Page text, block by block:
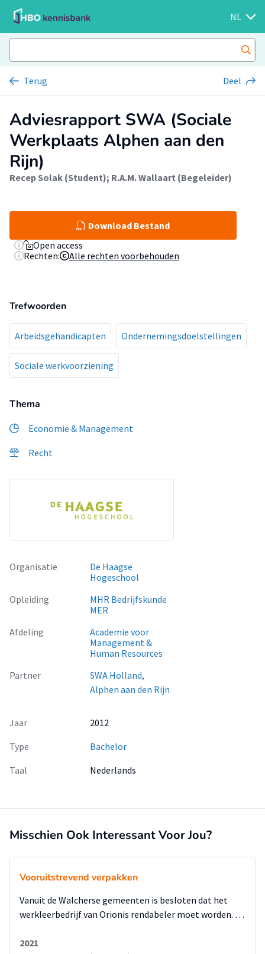
NL
Terug Deel
Adviesrapport SWA (Sociale
Werkplaats Alphen aan den
Rijn)
Recep Solak (Student); R.A.M. Wallaart (Begeleider)
Download Bestand
Open access
Rechten:
Alle rechten voorbehouden
Trefwoorden
Arbeidsgehandicapten Ondernemingsdoelstellingen
Sociale werkvoorziening
Thema
Economie & Management
Recht
Organisatie
De Haagse
Hogeschool
Opleiding
MHR Bedrijfskunde
MER
Afdeling
Academie voor
Management &
Human Resources
Partner
SWA Holland,
Alphen aan den Rijn
Jaar
2012
Type
Bachelor
Taal
Nederlands
Misschien Ook Interessant Voor Jou?
Vooruitstrevend verpakken
Vanuit de Walcherse gemeenten is besloten dat het
werkleerbedrijf van Orionis rendabeler moet worden. …
2021